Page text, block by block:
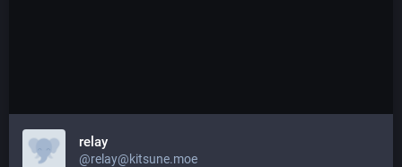
relay
@relay@kitsune.moe